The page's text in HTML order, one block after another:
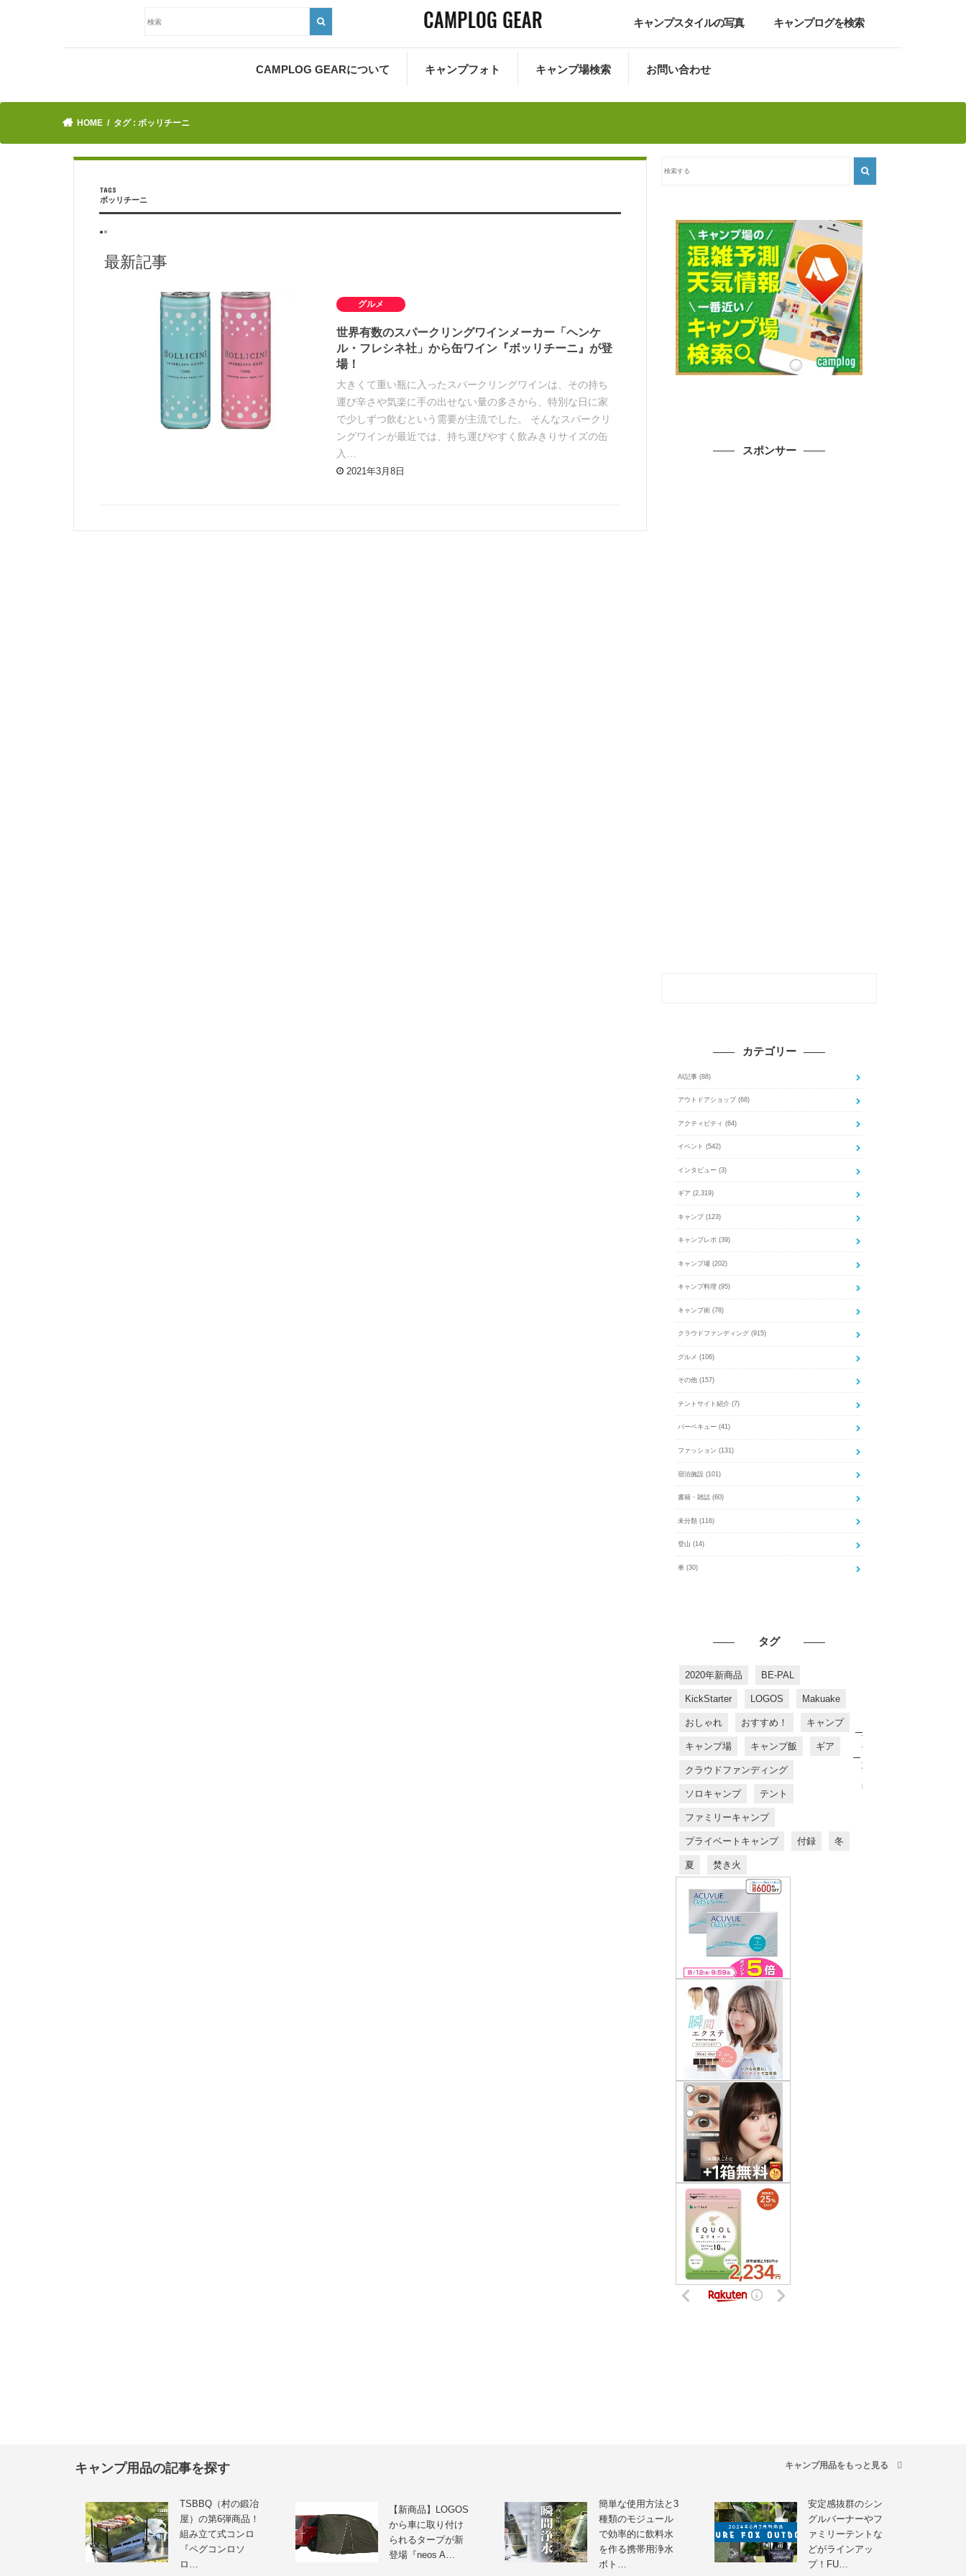
キャンプスタイルの写真 キャンプログを検索
CAMPLOG GEARについて キャンプフォト キャンプ場検索 お問い合わせ
HOME タグ : ボッリチーニ
ボッリチーニ
●×
最新記事
グルメ
世界有数のスパークリングワインメーカー「ヘンケ
ル・フレシネ社」から缶ワイン『ボッリチーニ』が登
場！
大きくて重い瓶に入ったスパークリングワインは、その持ち
運び辛さや気楽に手の出せない量の多さから、特別な日に家
で少しずつ飲むという需要が主流でした。 そんなスパークリ
ングワインが最近では、持ち運びやすく飲みきりサイズの缶
入…
2021年3月8日
スポンサー
カテゴリー
AI記事 (88)
アウトドアショップ (68)
アクティビティ (64)
イベント (542)
インタビュー (3)
ギア (2,319)
キャンプ (123)
キャンプレポ (39)
キャンプ場 (202)
キャンプ料理 (95)
キャンプ術 (78)
クラウドファンディング (915)
グルメ (106)
その他 (157)
テントサイト紹介 (7)
バーベキュー (41)
ファッション (131)
宿泊施設 (101)
書籍・雑誌 (60)
未分類 (116)
登山 (14)
車 (30)
タグ
2020年新商品 BE-PAL
KickStarter LOGOS Makuake
おしゃれ おすすめ！ キャンプ
キャンプ場 キャンプ飯 ギア
クラウドファンディング
ソロキャンプ テント
ファミリーキャンプ
プライベートキャンプ 付録 冬
夏 焚き火
す
す
め
商
品
キャンプ用品の記事を探す キャンプ用品をもっと見る
TSBBQ（村の鍛冶
屋）の第6弾商品！
組み立て式コンロ
『ペグコンロソ
ロ…
【新商品】LOGOS
から車に取り付け
られるタープが新
登場『neos A…
簡単な使用方法と3
種類のモジュール
で効率的に飲料水
を作る携帯用浄水
ボト…
安定感抜群のシン
グルバーナーやフ
ァミリーテントな
どがラインアッ
プ！FU…